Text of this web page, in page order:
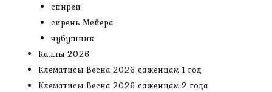
спиреи
сирень Мейера
чубушник
Каллы 2026
Клематисы Весна 2026 саженцам 1 год
Клематисы Весна 2026 саженцам 2 года